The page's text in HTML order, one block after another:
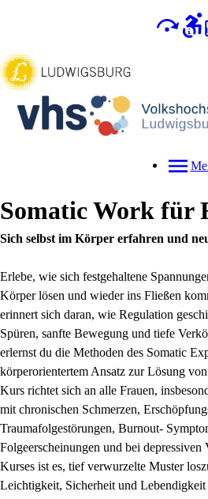
Somatic Work für
Sich selbst im Körper erfahren und
Erlebe, wie sich festgehaltene
Körper lösen und wieder ins Fließen
erinnert sich daran, wie Regulation
Spüren, sanfte Bewegung und tiefe
erlernst du die Methoden des Somatic
körperorientertem Ansatz zur Lösung
Kurs richtet sich an alle Frauen,
mit chronischen Schmerzen,
Traumafolgestörungen, Burnout-
Folgeerscheinungen und bei depressiven
Kurses ist es, tief verwurzelte Muster
Leichtigkeit, Sicherheit und Lebendigkeit